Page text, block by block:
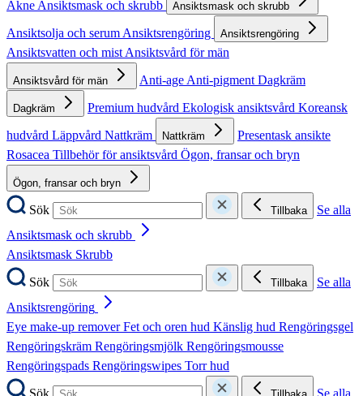
AkneAnsiktsmask och skrubb Ansiktsmask och skrubb
Ansiktsolja och serumAnsiktsrengöring Ansiktsrengöring
Ansiktsvatten och mistAnsiktsvård för män
Ansiktsvård för män Anti-ageAnti-pigmentDagkräm
Dagkräm Premium hudvård Ekologisk ansiktsvård Koreansk
hudvård Läppvård Nattkräm Nattkräm
Presentask ansikte
Rosacea Tillbehör för ansiktsvård Ögon, fransar och bryn
Ögon, fransar och bryn
Sök Tillbaka
Se alla
Ansiktsmask och skrubb
Ansiktsmask Skrubb
Sök
Tillbaka
Se alla
Ansiktsrengöring
Eye make-up removerFet och oren hud Känslig hud Rengöringsgel
Rengöringskräm Rengöringsmjölk Rengöringsmousse
Rengöringspads Rengöringswipes Torr hud